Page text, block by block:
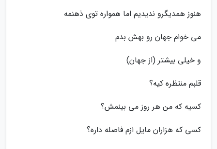
هنوز همدیگرو ندیدیم اما همواره توی ذهنمه
می خوام جهان رو بهش بدم
و خیلی بیشتر (از جهان)
قلبم منتظره کیه؟
کسیه که من هر روز می بینمش؟
کسی که هزاران مایل ازم فاصله داره؟